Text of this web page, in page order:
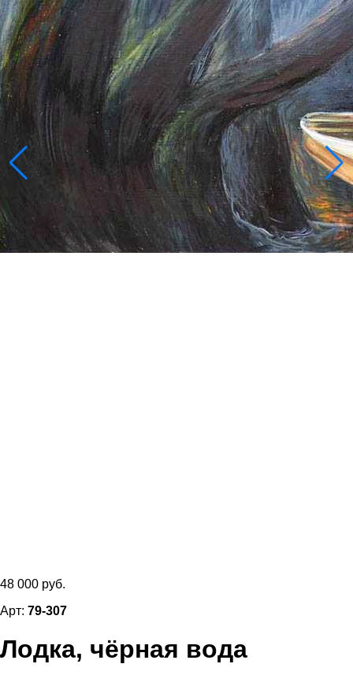
48 000 руб.
Арт: 79-307
Лодка, чёрная вода